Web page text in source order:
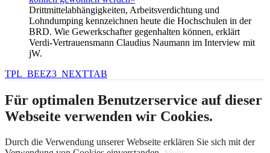
Drittmittelabhängigkeiten, Arbeitsverdichtung und
Lohndumping kennzeichnen heute die Hochschulen in der
BRD. Wie Gewerkschafter gegenhalten können, erklärt
Verdi-Vertrauensmann Claudius Naumann im Interview mit
jW.
TPL_BEEZ3_NEXTTAB
Für optimalen Benutzerservice auf dieser
Webseite verwenden wir Cookies.
Durch die Verwendung unserer Webseite erklären Sie sich mit der